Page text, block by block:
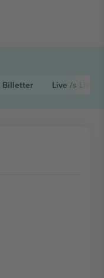
Billetter Live /s Live